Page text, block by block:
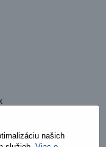
našich